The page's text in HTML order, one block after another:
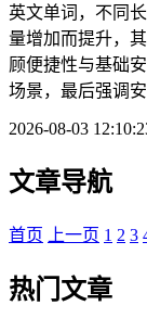
英文单词，不同
量增加而提升，
顾便捷性与基础
场景，最后强调
2026-08-03
文章导航
首页 上一页 1 2 3
热门文章